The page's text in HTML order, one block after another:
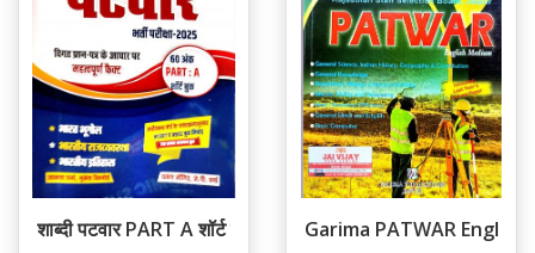
शाब्दी पटवार PART A शॉर्ट बुक Garima PATWAR